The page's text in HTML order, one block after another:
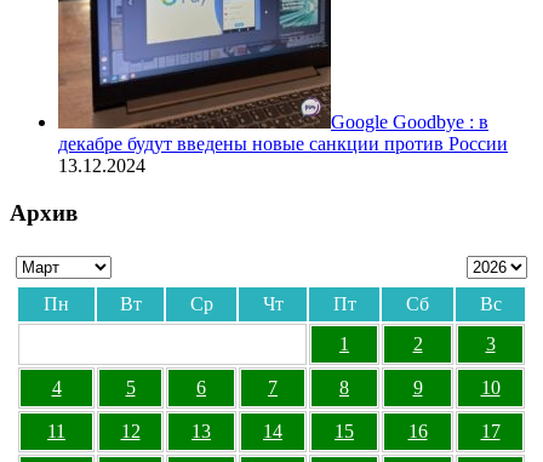
Google Goodbye : в
декабре будут введены новые санкции против России
13.12.2024
Архив
Пн Вт Ср Чт Пт Сб
Вс
1
2 3
4 5 6 7 8 9 10
11 12 13 14 15 16 17